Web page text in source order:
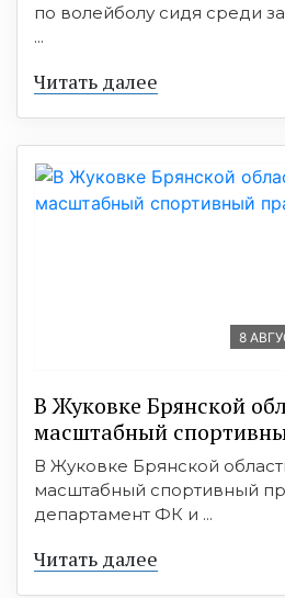
по волейболу сидя среди
...
Читать далее
8
В Жуковке Брянской
масштабный
В Жуковке Брянской
масштабный спортивный
департамент ФК и ...
Читать далее